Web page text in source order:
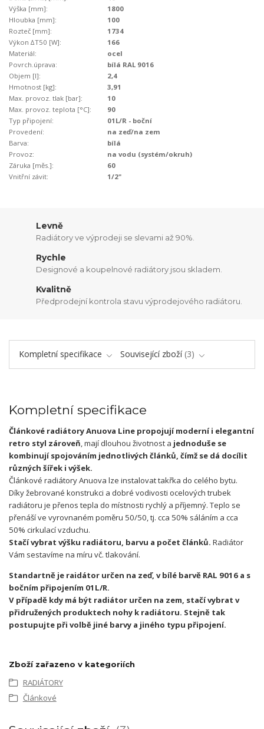
Výška [mm]:
1800
Hloubka [mm]:
100
Rozteč [mm]:
1734
Výkon ∆T50 [W]:
166
Materiál:
ocel
Povrch.úprava:
bílá RAL 9016
Objem [l]:
2,4
Hmotnost [kg]:
3,91
Max. provoz. tlak [bar]:
10
Max. provoz. teplota [°C]:
90
Typ připojení:
01L/R - boční
Provedení:
na zeď/na zem
Barva:
bílá
Provoz:
na vodu (systém/okruh)
Záruka [měs.]:
60
Vnitřní závit:
1/2"
Levně
Radiátory ve výprodeji se slevami až 90%.
Rychle
Designové a koupelnové radiátory jsou skladem.
Kvalitně
Předprodejní kontrola stavu výprodejového radiátoru.
Kompletní specifikace Související zboží 3
Kompletní specifikace
Článkové radiátory Anuova Line propojují moderní i elegantní
retro styl zároveň, mají dlouhou životnost a jednoduše se
kombinují spojováním jednotlivých článků, čímž se dá docílit
různých šířek i výšek.
Článkové radiátory Anuova lze instalovat takřka do celého bytu.
Díky žebrované konstrukci a dobré vodivosti ocelových trubek
radiátoru je přenos tepla do místnosti rychlý a příjemný. Teplo se
přenáší ve vyrovnaném poměru 50/50, tj. cca 50% sáláním a cca
50% cirkulací vzduchu.
Stačí vybrat výšku radiátoru, barvu a počet článků. Radiátor
Vám sestavíme na míru vč. tlakování.
Standartně je raidátor určen na zeď, v bílé barvě RAL 9016 a s
bočním připojením 01L/R.
V případě kdy má být radiátor určen na zem, stačí vybrat v
přidružených produktech nohy k radiátoru. Stejně tak
postupujte při volbě jiné barvy a jiného typu připojení.
Zboží zařazeno v kategoriích
RADIÁTORY
Článkové